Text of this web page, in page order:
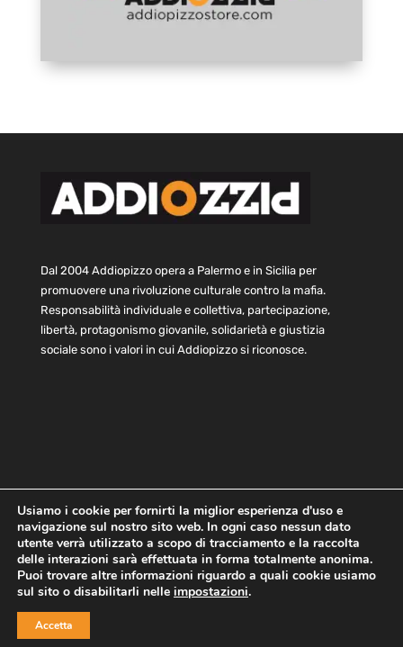
Dal 2004 Addiopizzo opera a Palermo e in Sicilia per
promuovere una rivoluzione culturale contro la mafia.
Responsabilità individuale e collettiva, partecipazione,
libertà, protagonismo giovanile, solidarietà e giustizia
sociale sono i valori in cui Addiopizzo si riconosce.
Home Statuto e bilancio
Contatti
Privacy
Cookie Child Protection Policy
Copyright © 2021 AddioPizzo | Tutti i diritti riservati | Sede
Usiamo i cookie per fornirti la miglior esperienza d'uso e
navigazione sul nostro sito web. In ogni caso nessun dato
utente verrà utilizzato a scopo di tracciamento e la raccolta
delle interazioni sarà effettuata in forma totalmente anonima.
Puoi trovare altre informazioni riguardo a quali cookie usiamo
sul sito o disabilitarli nelle impostazioni.
Accetta